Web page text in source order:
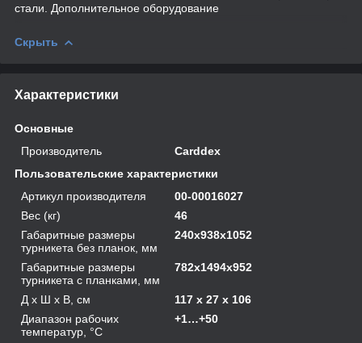
стали. Дополнительное оборудование
Скрыть
Характеристики
Основные
Производитель
Carddex
Пользовательские характеристики
Артикул производителя
00-00016027
Вес (кг)
46
Габаритные размеры
турникета без планок, мм
240х938х1052
Габаритные размеры
турникета с планками, мм
782х1494х952
Д х Ш х В, см
117 x 27 x 106
Диапазон рабочих
температур, °С
+1…+50